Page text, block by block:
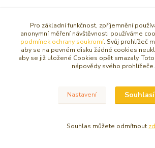
Pro základní funkčnost, zpříjemnění
anonymní měření návštěvnosti používáme
podmínek ochrany soukromí. Svůj prohlížeč
aby se na pevném disku žádné cookies
aby se již uložené Cookies opět smazaly.
nápovědy svého prohlížeče.
Nastavení
Souhlas můžete odmítnout